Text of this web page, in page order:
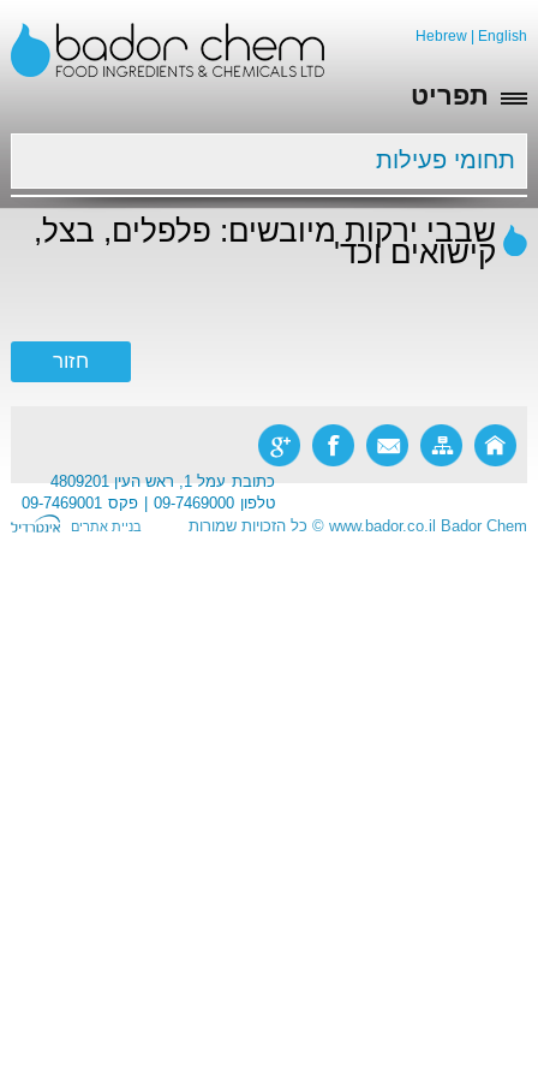
Hebrew English
תפריט
תחומי פעילות
שבבי ירקות מיובשים: פלפלים, בצל,
קישואים וכד'
כתובת עמל 1, ראש העין 4809201
טלפון 09-7469000 פקס 09-7469001
Bador Chem
www.bador.co.il
© כל הזכויות שמורות בניית אתרים